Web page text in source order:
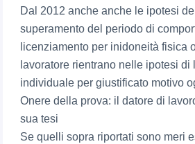
Dal 2012 anche anche le ipotesi
superamento del periodo di
licenziamento per inidoneità fisica
lavoratore rientrano nelle ipotesi di
individuale per giustificato motivo
Onere della prova: il datore di
sua tesi
Se quelli sopra riportati sono meri